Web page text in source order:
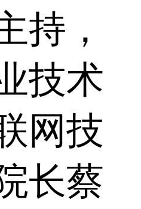
持，
技术
网技
长蔡